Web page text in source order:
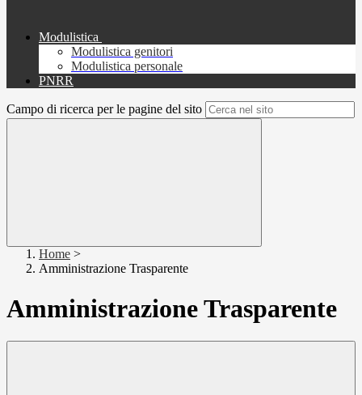
Modulistica
Modulistica genitori
Modulistica personale
PNRR
Campo di ricerca per le pagine del sito
Home >
Amministrazione Trasparente
Amministrazione Trasparente